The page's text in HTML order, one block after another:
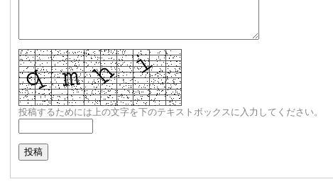
投稿するためには上の文字を下のテキストボックスに入力してください。